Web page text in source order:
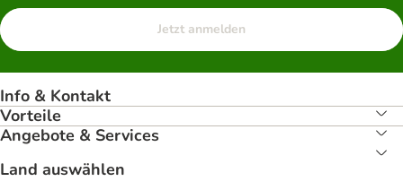
Jetzt anmelden
Info & Kontakt
Vorteile
Angebote & Services
Land auswählen